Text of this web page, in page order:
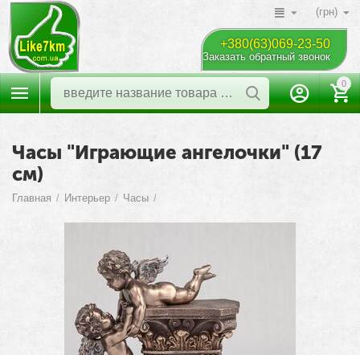
(грн)
+380(63)069-23-50
Заказать обратный звонок
0
Часы "Играющие ангелочки" (17
см)
Главная / Интерьер / Часы /